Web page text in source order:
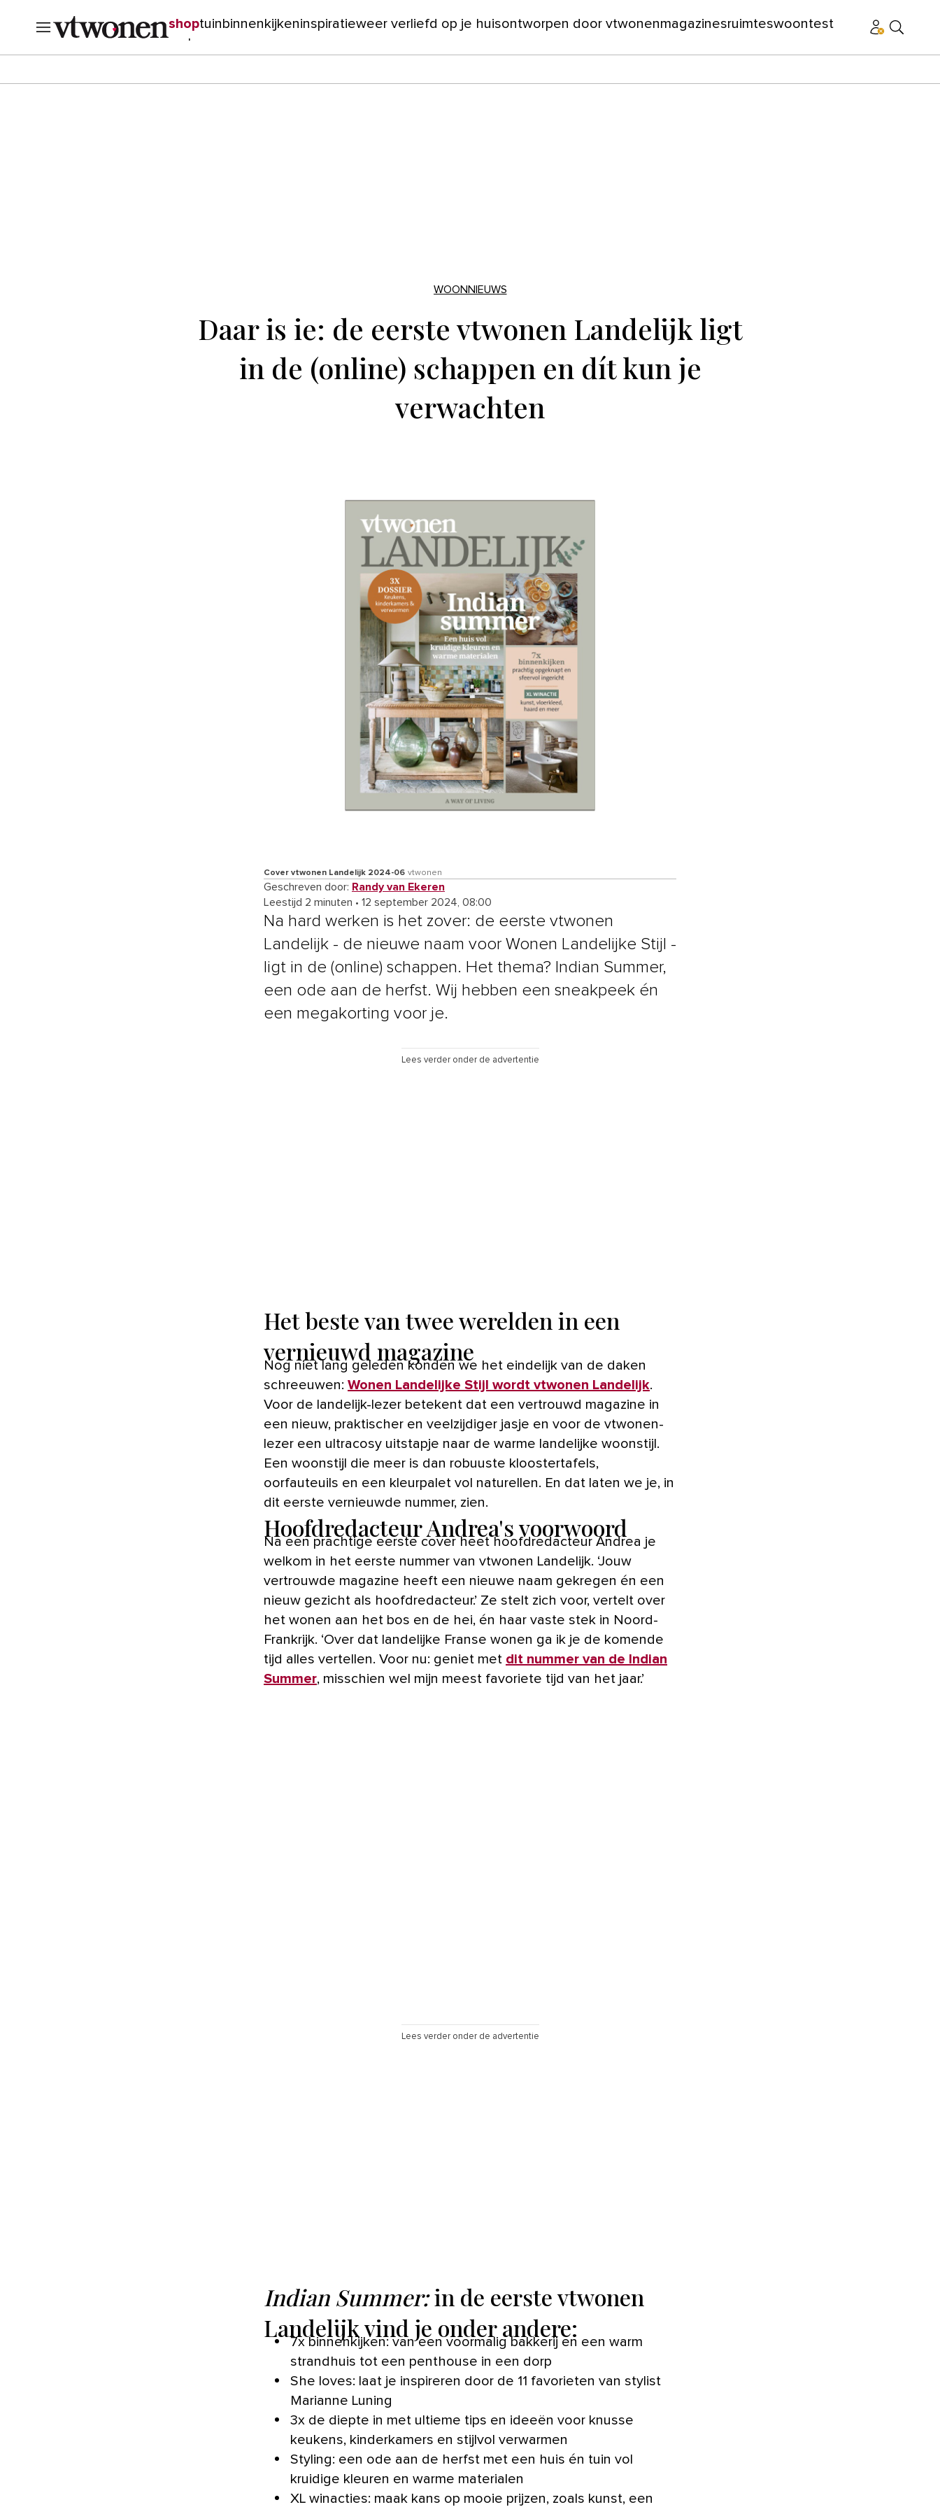
shoptuin binnenkijkeninspiratieweer verliefd op je huisontworpen door vtwonenmagazinesruimteswoontest
verbouwen
WOONNIEUWS
Daar is ie: de eerste vtwonen Landelijk ligt
in de (online) schappen en dít kun je
verwachten
Cover vtwonen Landelijk 2024-06 vtwonen
Geschreven door: Randy van Ekeren
Leestijd 2 minuten • 12 september 2024, 08:00
Na hard werken is het zover: de eerste vtwonen
Landelijk - de nieuwe naam voor Wonen Landelijke Stijl -
ligt in de (online) schappen. Het thema? Indian Summer,
een ode aan de herfst. Wij hebben een sneakpeek én
een megakorting voor je.
Lees verder onder de advertentie
Het beste van twee werelden in een
vernieuwd magazine
Nog niet lang geleden konden we het eindelijk van de daken
schreeuwen: Wonen Landelijke Stijl wordt vtwonen Landelijk.
Voor de landelijk-lezer betekent dat een vertrouwd magazine in
een nieuw, praktischer en veelzijdiger jasje en voor de vtwonen-
lezer een ultracosy uitstapje naar de warme landelijke woonstijl.
Een woonstijl die meer is dan robuuste kloostertafels,
oorfauteuils en een kleurpalet vol naturellen. En dat laten we je, in
dit eerste vernieuwde nummer, zien.
Hoofdredacteur Andrea's voorwoord
Na een prachtige eerste cover heet hoofdredacteur Andrea je
welkom in het eerste nummer van vtwonen Landelijk. ‘Jouw
vertrouwde magazine heeft een nieuwe naam gekregen én een
nieuw gezicht als hoofdredacteur.’ Ze stelt zich voor, vertelt over
het wonen aan het bos en de hei, én haar vaste stek in Noord-
Frankrijk. ‘Over dat landelijke Franse wonen ga ik je de komende
tijd alles vertellen. Voor nu: geniet met dit nummer van de Indian
Summer, misschien wel mijn meest favoriete tijd van het jaar.’
Lees verder onder de advertentie
Indian Summer:in de eerste vtwonen
Landelijk vind je onder andere:
7x binnenkijken: van een voormalig bakkerij en een warm
strandhuis tot een penthouse in een dorp
She loves: laat je inspireren door de 11 favorieten van stylist
Marianne Luning
3x de diepte in met ultieme tips en ideeën voor knusse
keukens, kinderkamers en stijlvol verwarmen
Styling: een ode aan de herfst met een huis én tuin vol
kruidige kleuren en warme materialen
XL winacties: maak kans op mooie prijzen, zoals kunst, een